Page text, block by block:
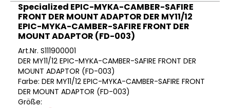
Specialized EPIC-MYKA-CAMBER-SAFIRE
FRONT DER MOUNT ADAPTOR DER MY11/12
EPIC-MYKA-CAMBER-SAFIRE FRONT DER
MOUNT ADAPTOR (FD-003)
Art.Nr. S111900001
DER MY11/12 EPIC-MYKA-CAMBER-SAFIRE FRONT DER
MOUNT ADAPTOR (FD-003)
Farbe: DER MY11/12 EPIC-MYKA-CAMBER-SAFIRE FRONT
DER MOUNT ADAPTOR (FD-003)
Größe: